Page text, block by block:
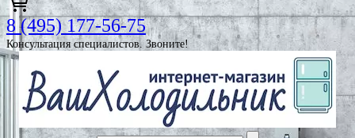
8 (495) 177-56-75
Консультация специалистов. Звоните!